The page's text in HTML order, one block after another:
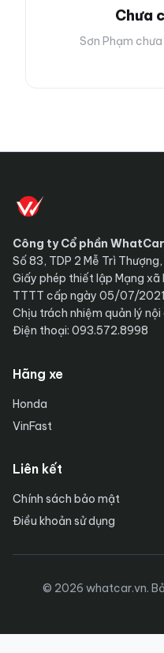
Chưa
Sơn Phạm
Công ty Cổ phần WhatCar
Số 83, TDP 2 Mễ Trì
Giấy phép thiết lập Mạng
TTTT cấp ngày 05/07/
Chịu trách nhiệm quản lý
Điện thoại: 093.572.8998
Hãng xe
Honda
VinFast
Liên kết
Chính sách bảo mật
Điều khoản sử dụng
© 2026 whatcar.vn.